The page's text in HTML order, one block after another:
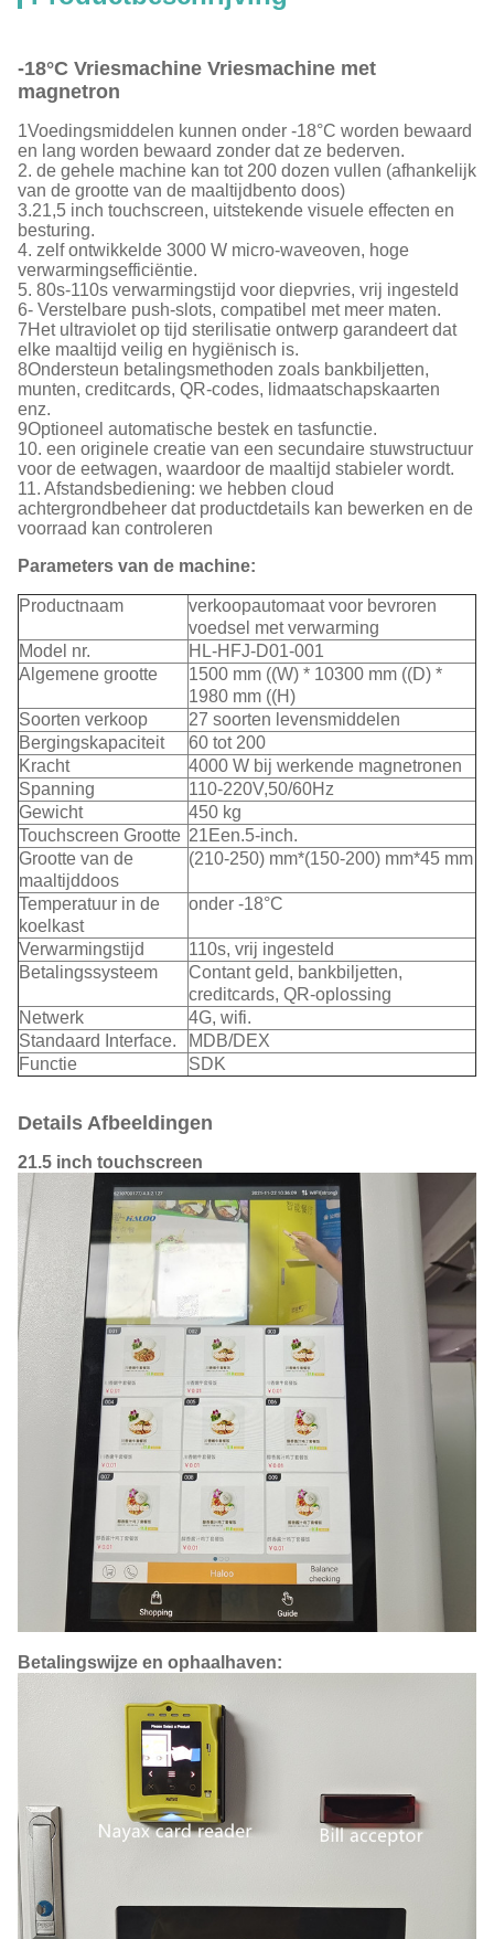
-18°C Vriesmachine Vriesmachine met
magnetron
1Voedingsmiddelen kunnen onder -18°C worden bewaard
en lang worden bewaard zonder dat ze bederven.
2. de gehele machine kan tot 200 dozen vullen (afhankelijk
van de grootte van de maaltijdbento doos)
3.21,5 inch touchscreen, uitstekende visuele effecten en
besturing.
4. zelf ontwikkelde 3000 W micro-waveoven, hoge
verwarmingsefficiëntie.
5. 80s-110s verwarmingstijd voor diepvries, vrij ingesteld
6- Verstelbare push-slots, compatibel met meer maten.
7Het ultraviolet op tijd sterilisatie ontwerp garandeert dat
elke maaltijd veilig en hygiënisch is.
8Ondersteun betalingsmethoden zoals bankbiljetten,
munten, creditcards, QR-codes, lidmaatschapskaarten
enz.
9Optioneel automatische bestek en tasfunctie.
10. een originele creatie van een secundaire stuwstructuur
voor de eetwagen, waardoor de maaltijd stabieler wordt.
11. Afstandsbediening: we hebben cloud
achtergrondbeheer dat productdetails kan bewerken en de
voorraad kan controleren
Parameters van de machine:
Productnaam
verkoopautomaat voor bevroren
voedsel met verwarming
Model nr.
HL-HFJ-D01-001
Algemene grootte
1500 mm ((W) * 10300 mm ((D) *
1980 mm ((H)
Soorten verkoop
27 soorten levensmiddelen
Bergingskapaciteit
60 tot 200
Kracht
4000 W bij werkende magnetronen
Spanning
110-220V,50/60Hz
Gewicht
450 kg
Touchscreen Grootte 21Een.5-inch.
Grootte van de
maaltijddoos
(210-250) mm*(150-200) mm*45 mm
Temperatuur in de
koelkast
onder -18°C
Verwarmingstijd
110s, vrij ingesteld
Betalingssysteem
Contant geld, bankbiljetten,
creditcards, QR-oplossing
Netwerk
4G, wifi.
Standaard Interface.
MDB/DEX
Functie
SDK
Details Afbeeldingen
21.5 inch touchscreen
Betalingswijze en ophaalhaven: